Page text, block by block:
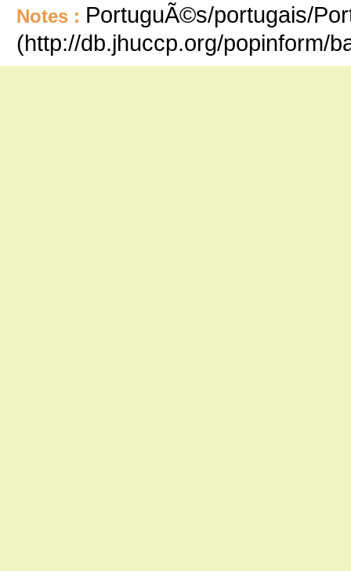
Notes : PortuguÃ©s/portugais/
(http://db.jhuccp.org/popinform/